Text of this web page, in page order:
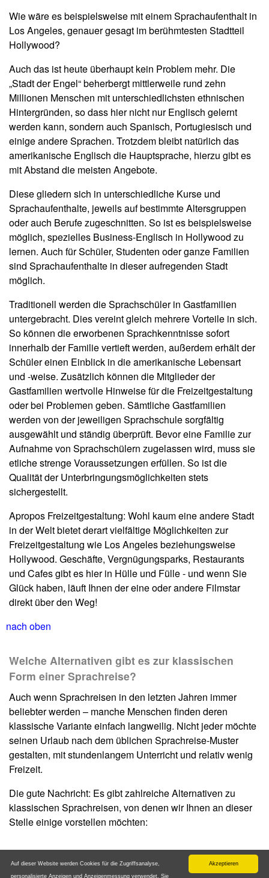
Wie wäre es beispielsweise mit einem Sprachaufenthalt in
Los Angeles, genauer gesagt im berühmtesten Stadtteil
Hollywood?
Auch das ist heute überhaupt kein Problem mehr. Die
„Stadt der Engel“ beherbergt mittlerweile rund zehn
Millionen Menschen mit unterschiedlichsten ethnischen
Hintergründen, so dass hier nicht nur Englisch gelernt
werden kann, sondern auch Spanisch, Portugiesisch und
einige andere Sprachen. Trotzdem bleibt natürlich das
amerikanische Englisch die Hauptsprache, hierzu gibt es
mit Abstand die meisten Angebote.
Diese gliedern sich in unterschiedliche Kurse und
Sprachaufenthalte, jeweils auf bestimmte Altersgruppen
oder auch Berufe zugeschnitten. So ist es beispielsweise
möglich, spezielles Business-Englisch in Hollywood zu
lernen. Auch für Schüler, Studenten oder ganze Familien
sind Sprachaufenthalte in dieser aufregenden Stadt
möglich.
Traditionell werden die Sprachschüler in Gastfamilien
untergebracht. Dies vereint gleich mehrere Vorteile in sich.
So können die erworbenen Sprachkenntnisse sofort
innerhalb der Familie vertieft werden, außerdem erhält der
Schüler einen Einblick in die amerikanische Lebensart
und -weise. Zusätzlich können die Mitglieder der
Gastfamilien wertvolle Hinweise für die Freizeitgestaltung
oder bei Problemen geben. Sämtliche Gastfamilien
werden von der jeweiligen Sprachschule sorgfältig
ausgewählt und ständig überprüft. Bevor eine Familie zur
Aufnahme von Sprachschülern zugelassen wird, muss sie
etliche strenge Voraussetzungen erfüllen. So ist die
Qualität der Unterbringungsmöglichkeiten stets
sichergestellt.
Apropos Freizeitgestaltung: Wohl kaum eine andere Stadt
in der Welt bietet derart vielfältige Möglichkeiten zur
Freizeitgestaltung wie Los Angeles beziehungsweise
Hollywood. Geschäfte, Vergnügungsparks, Restaurants
und Cafes gibt es hier in Hülle und Fülle - und wenn Sie
Glück haben, läuft Ihnen der eine oder andere Filmstar
direkt über den Weg!
nach oben
Welche Alternativen gibt es zur klassischen
Form einer Sprachreise?
Auch wenn Sprachreisen in den letzten Jahren immer
beliebter werden – manche Menschen finden deren
klassische Variante einfach langweilig. Nicht jeder möchte
seinen Urlaub nach dem üblichen Sprachreise-Muster
gestalten, mit stundenlangem Unterricht und relativ wenig
Freizeit.
Die gute Nachricht: Es gibt zahlreiche Alternativen zu
klassischen Sprachreisen, von denen wir Ihnen an dieser
Stelle einige vorstellen möchten:
Work & Travel Akzeptieren
Auf dieser Website werden Cookies für die Zugriffsanalyse,
personalisierte Anzeigen und Anzeigenmessung verwendet. Sie